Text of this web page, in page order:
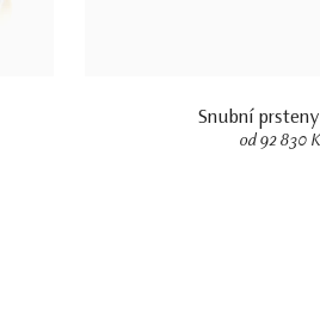
Snubní
od 92 830